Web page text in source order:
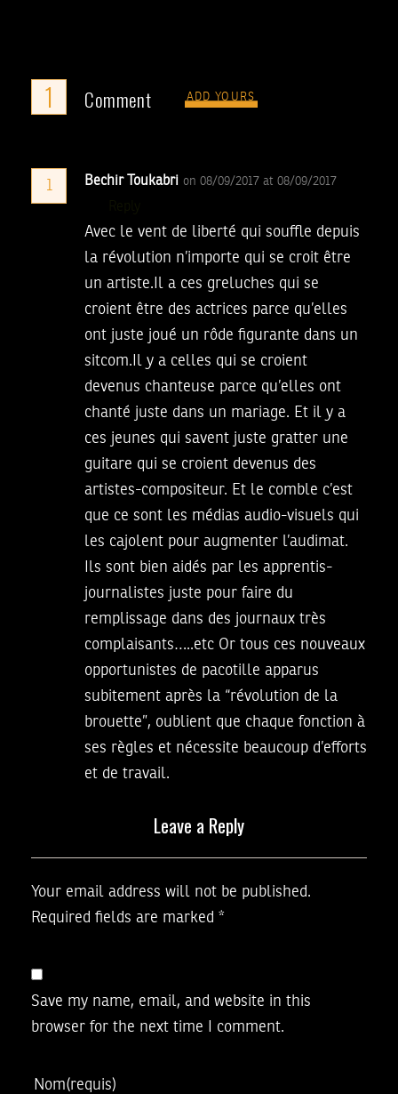
1 Comment ADD YOURS
1 Bechir Toukabri on 08/09/2017 at 08/09/2017
Avec le vent de liberté qui souffle depuis
la révolution n’importe qui se croit être
un artiste.Il a ces greluches qui se
croient être des actrices parce qu’elles
ont juste joué un rôde figurante dans un
sitcom.Il y a celles qui se croient
devenus chanteuse parce qu’elles ont
chanté juste dans un mariage. Et il y a
ces jeunes qui savent juste gratter une
guitare qui se croient devenus des
artistes-compositeur. Et le comble c’est
que ce sont les médias audio-visuels qui
les cajolent pour augmenter l’audimat.
Ils sont bien aidés par les apprentis-
journalistes juste pour faire du
remplissage dans des journaux très
complaisants…..etc Or tous ces nouveaux
opportunistes de pacotille apparus
subitement après la “révolution de la
brouette”, oublient que chaque fonction à
ses règles et nécessite beaucoup d’efforts
et de travail.
Leave a Reply
Your email address will not be published.
Required fields are marked *
Save my name, email, and website in this
browser for the next time I comment.
Nom(requis)